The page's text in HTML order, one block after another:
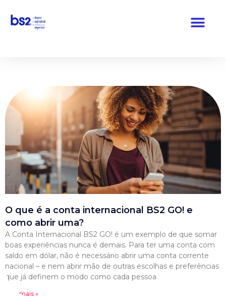
Pular
O que é a conta internacional BS2 GO! e
como abrir uma?
A Conta Internacional BS2 GO! é um exemplo de que somar
boas experiências nunca é demais. Para ter uma conta com
saldo em dólar, não é necessário abrir uma conta corrente
nacional – e nem abrir mão de outras escolhas e preferências
que já definem o modo como cada pessoa
Leia mais »